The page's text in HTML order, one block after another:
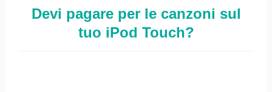
Devi pagare per le canzoni sul
tuo iPod Touch?